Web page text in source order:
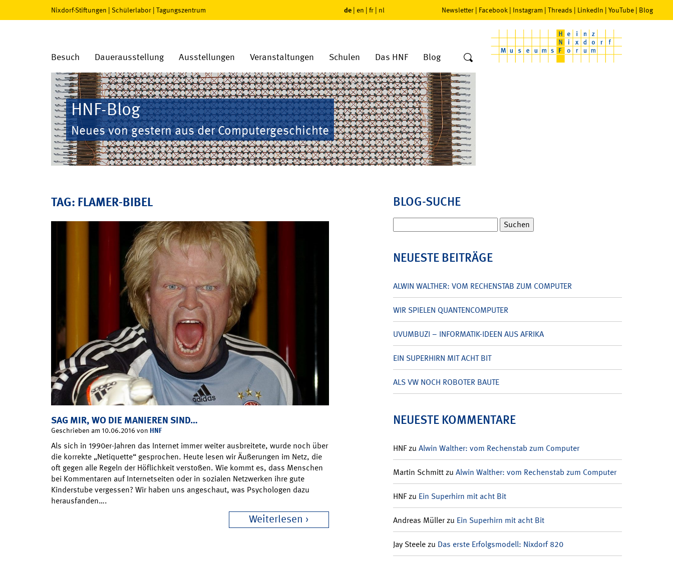
Nixdorf-Stiftungen | Schülerlabor | Tagungszentrum de | en | fr | nl Newsletter | Facebook | Instagram | Threads | LinkedIn | YouTube | Blog
Besuch Dauerausstellung Ausstellungen Veranstaltungen Schulen Das HNF Blog
HNF-Blog
Neues von gestern aus der Computergeschichte
TAG: FLAMER-BIBEL
SAG MIR, WO DIE MANIEREN SIND…
Geschrieben am 10.06.2016 von HNF
Als sich in 1990er-Jahren das Internet immer weiter ausbreitete, wurde noch über
die korrekte „Netiquette“ gesprochen. Heute lesen wir Äußerungen im Netz, die
oft gegen alle Regeln der Höflichkeit verstoßen. Wie kommt es, dass Menschen
bei Kommentaren auf Internetseiten oder in sozialen Netzwerken ihre gute
Kinderstube vergessen? Wir haben uns angeschaut, was Psychologen dazu
herausfanden….
Weiterlesen
BLOG-SUCHE
nach:
NEUESTE BEITRÄGE
ALWIN WALTHER: VOM RECHENSTAB ZUM COMPUTER
WIR SPIELEN QUANTENCOMPUTER
UVUMBUZI – INFORMATIK-IDEEN AUS AFRIKA
EIN SUPERHIRN MIT ACHT BIT
ALS VW NOCH ROBOTER BAUTE
NEUESTE KOMMENTARE
HNFzu Alwin Walther: vom Rechenstab zum Computer
Martin Schmittzu Alwin Walther: vom Rechenstab zum Computer
HNFzu Ein Superhirn mit acht Bit
Andreas Müllerzu Ein Superhirn mit acht Bit
Jay Steelezu Das erste Erfolgsmodell: Nixdorf 820